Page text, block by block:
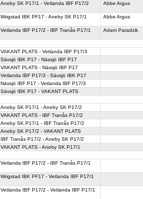
Aneby SK P17/1 - Vetlanda IBF P17/2 Abbe Argus
Wrigstad IBK PF17 - Aneby SK P17/1 Abbe Argus
Vetlanda IBF P17/2 - IBF Tranås P17/1 Adam Paradzik
VAKANT PLATS - Vetlanda IBF P17/3
Sävsjö IBK P17 - Nässjö IBF P17
VAKANT PLATS - Nässjö IBF P17
Vetlanda IBF P17/3 - Sävsjö IBK P17
Nässjö IBF P17 - Vetlanda IBF P17/3
Sävsjö IBK P17 - VAKANT PLATS
Aneby SK P17/1 - Aneby SK P17/2
VAKANT PLATS - IBF Tranås P17/2
Aneby SK P17/1 - IBF Tranås P17/2
Aneby SK P17/2 - VAKANT PLATS
IBF Tranås P17/2 - Aneby SK P17/2
VAKANT PLATS - Aneby SK P17/1
Vetlanda IBF P17/2 - IBF Tranås P17/1
Wrigstad IBK PF17 - Vetlanda IBF P17/1
Vetlanda IBF P17/2 - Vetlanda IBF P17/1